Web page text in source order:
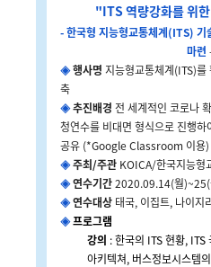
"ITS 역량강화를 위
- 한국형 지능형교통체계(ITS) 기
마련
◈ 행사명 지능형교통체계(ITS)를
축
◈ 추진배경 전 세계적인 코로나
청연수를 비대면 형식으로 진
공유 (*Google Classroom 이용)
◈ 주최/주관KOICA/한국지능형
◈ 연수기간2020.09.14(월)~25(
◈ 연수대상태국, 이집트, 나이지
◈ 프로그램
강의 : 한국의 ITS 현황, ITS
아키텍쳐, 버스정보시스템